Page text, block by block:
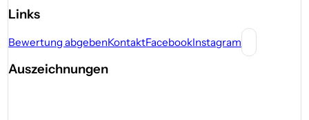
Links
Bewertung abgebenKontaktFacebookInstagram
Auszeichnungen